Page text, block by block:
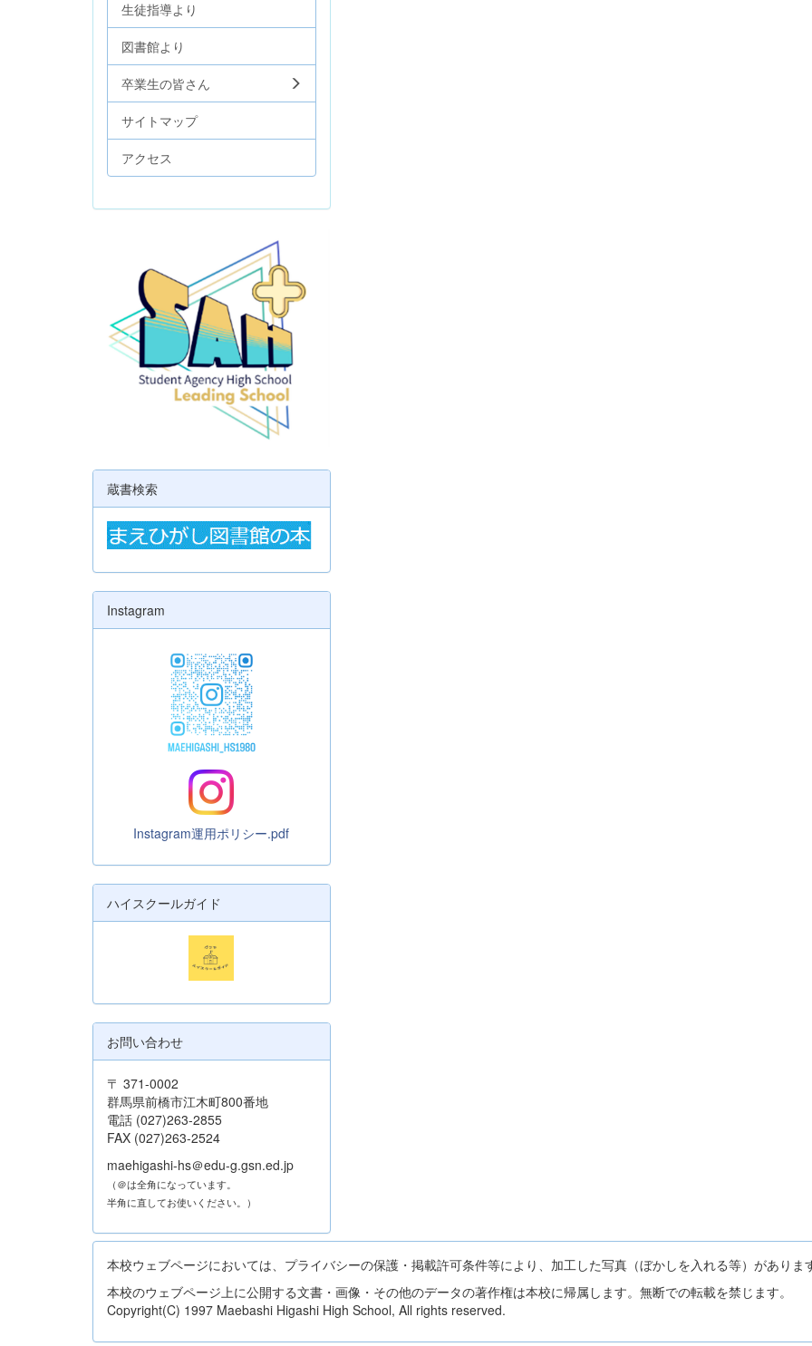
生徒指導より
図書館より
卒業生の皆さん
サイトマップ
アクセス
蔵書検索
Instagram
Instagram運用ポリシー.pdf
ハイスクールガイド
お問い合わせ
〒 371-0002
群馬県前橋市江木町800番地
電話 (027)263-2855
FAX (027)263-2524
maehigashi-hs＠edu-g.gsn.ed.jp
（＠は全角になっています。
半角に直してお使いください。）
本校ウェブページにおいては、プライバシーの保護・掲載許可条件等により、加工した写真（ぼかしを入れる等）がありま
本校のウェブページ上に公開する文書・画像・その他のデータの著作権は本校に帰属します。無断での転載を禁じます。
Copyright(C) 1997 Maebashi Higashi High School, All rights reserved.